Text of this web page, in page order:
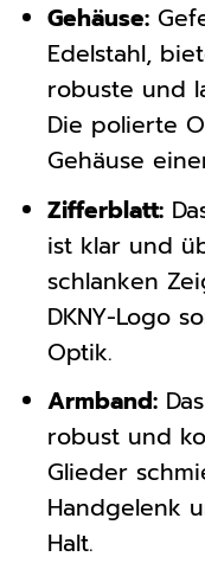
Gehäuse:
Edelstahl,
robuste und
Die polierte
Gehäuse
Zifferblatt:
ist klar und
schlanken
DKNY-Logo
Optik.
Armband:
robust und
Glieder
Handgelenk
Halt.